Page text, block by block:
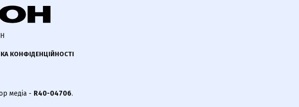
КОНФІДЕНЦІЙНОСТІ
медіа - R40-04706.